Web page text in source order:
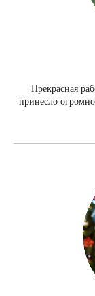
Прекрасная
принесло